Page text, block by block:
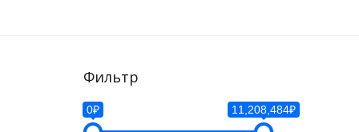
Фильтр
0₽ 11,208,484₽